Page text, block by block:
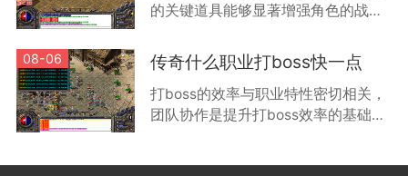
的关键道具能够显著增强角色的战斗
能书主要通过击败怪物获得不同等级
的怪物掉落技能书的品质和类型有所
差
08-06 传奇什么职业打boss快一点
打boss的效率与职业特性密切相关，
团队协作是提升打boss效率的基础方